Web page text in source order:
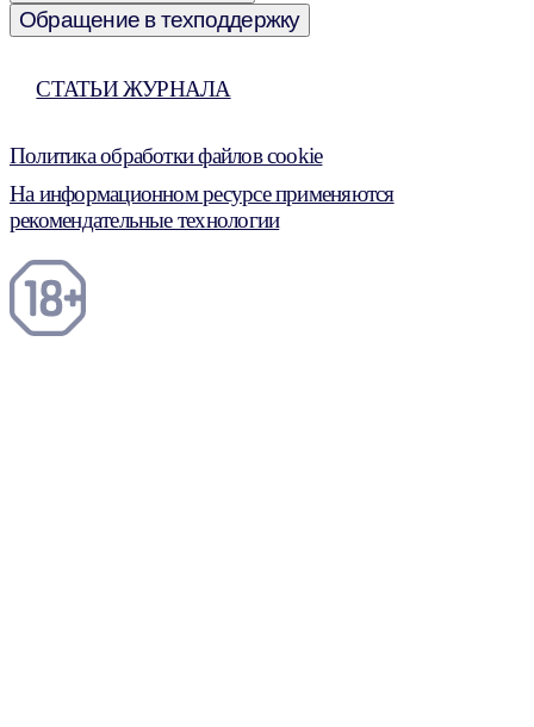
Обращение в техподдержку
СТАТЬИ ЖУРНАЛА
Политика обработки файлов cookie
На информационном ресурсе применяются
рекомендательные технологии